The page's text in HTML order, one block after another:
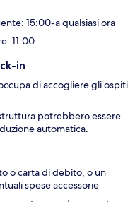
15:00-a qualsiasi ora
11:00
in
di accogliere gli ospiti
potrebbero essere
automatica.
o carta di debito, o un
spese accessorie